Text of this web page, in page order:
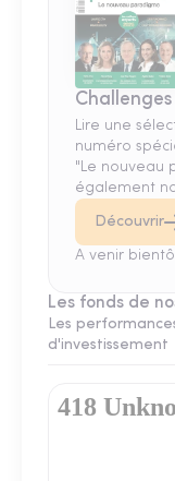
Lire une
numéro
"Le nouveau
également
Découvrir
A venir
Les fonds de
Les
d'investissement